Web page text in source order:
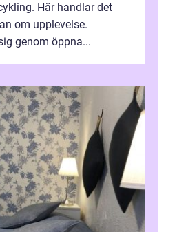
Här handlar det
om upplevelse.
genom öppna...